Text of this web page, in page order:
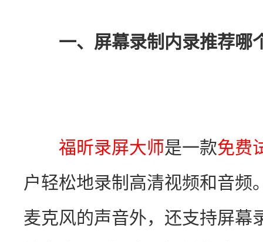
一、屏幕录制内录推荐哪
福昕录屏大师是一款免费
户轻松地录制高清视频和音频
麦克风的声音外，还支持屏幕